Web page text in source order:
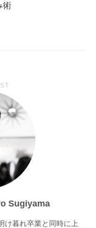
術
Sugiyama
け暮れ卒業と同時に上